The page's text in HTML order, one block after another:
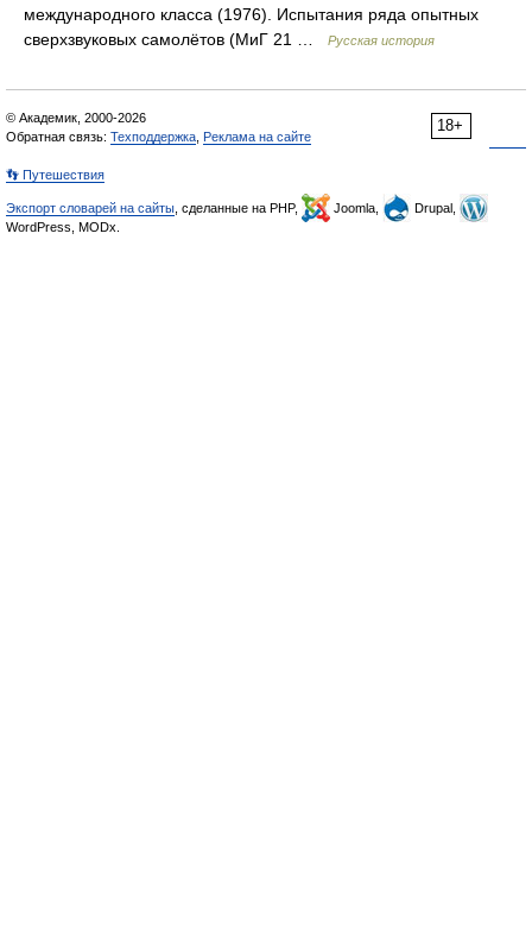
международного класса (1976). Испытания ряда опытных
сверхзвуковых самолётов (МиГ 21 …
Русская история
18+
© Академик, 2000-2026
Обратная связь: Техподдержка Реклама на сайте
👣 Путешествия
Экспорт словарей на сайты , сделанные на PHP, Joomla,
Drupal,
WordPress, MODx.